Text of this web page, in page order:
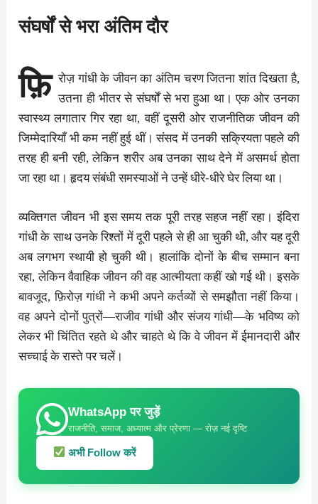
संघर्षों से भरा अंतिम दौर
फ़ि रोज़ गांधी के जीवन का अंतिम चरण जितना शांत दिखता है,
उतना ही भीतर से संघर्षों से भरा हुआ था। एक ओर उनका
स्वास्थ्य लगातार गिर रहा था, वहीं दूसरी ओर राजनीतिक जीवन की
जिम्मेदारियाँ भी कम नहीं हुई थीं। संसद में उनकी सक्रियता पहले की
तरह ही बनी रही, लेकिन शरीर अब उनका साथ देने में असमर्थ होता
जा रहा था। हृदय संबंधी समस्याओं ने उन्हें धीरे-धीरे घेर लिया था।
व्यक्तिगत जीवन भी इस समय तक पूरी तरह सहज नहीं रहा। इंदिरा
गांधी के साथ उनके रिश्तों में दूरी पहले से ही आ चुकी थी, और यह दूरी
अब लगभग स्थायी हो चुकी थी। हालांकि दोनों के बीच सम्मान बना
रहा, लेकिन वैवाहिक जीवन की वह आत्मीयता कहीं खो गई थी। इसके
बावजूद, फ़िरोज़ गांधी ने कभी अपने कर्तव्यों से समझौता नहीं किया।
वह अपने दोनों पुत्रों—राजीव गांधी और संजय गांधी—के भविष्य को
लेकर भी चिंतित रहते थे और चाहते थे कि वे जीवन में ईमानदारी और
सच्चाई के रास्ते पर चलें।
WhatsApp पर जुड़ें
राजनीति, समाज, अध्यात्म और प्रेरणा — रोज़ नई दृष्टि
अभी Follow करें